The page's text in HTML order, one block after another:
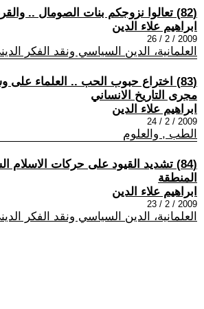
(82) تعالوا نزوجكم بنات الصومال .. والقرضاوي مرتد
ابراهيم علاء الدين
2009 / 2 / 26
العلمانية، الدين السياسي ونقد الفكر
(83) اختراع حبوب الحب .. العلماء على
مجرى التاريخ الانساني
ابراهيم علاء الدين
2009 / 2 / 24
الطب , والعلوم
(84) تشديد القيود على حركات الاسلام
المنطقة
ابراهيم علاء الدين
2009 / 2 / 23
العلمانية، الدين السياسي ونقد الفكر